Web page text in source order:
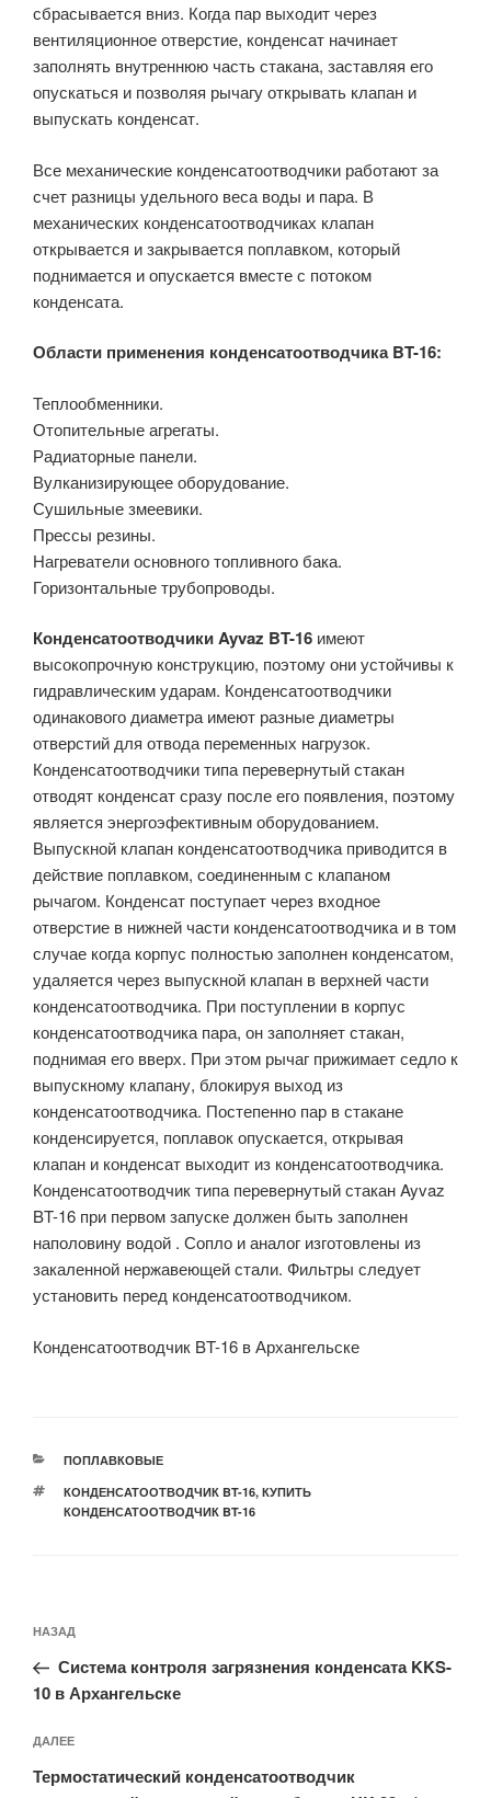
сбрасывается вниз. Когда пар выходит через
вентиляционное отверстие, конденсат начинает
заполнять внутреннюю часть стакана, заставляя его
опускаться и позволяя рычагу открывать клапан и
выпускать конденсат.
Все механические конденсатоотводчики работают за
счет разницы удельного веса воды и пара. В
механических конденсатоотводчиках клапан
открывается и закрывается поплавком, который
поднимается и опускается вместе с потоком
конденсата.
Области применения конденсатоотводчика BT-16:
Теплообменники.
Отопительные агрегаты.
Радиаторные панели.
Вулканизирующее оборудование.
Сушильные змеевики.
Прессы резины.
Нагреватели основного топливного бака.
Горизонтальные трубопроводы.
Конденсатоотводчики Ayvaz BT-16 имеют
высокопрочную конструкцию, поэтому они устойчивы к
гидравлическим ударам. Конденсатоотводчики
одинакового диаметра имеют разные диаметры
отверстий для отвода переменных нагрузок.
Конденсатоотводчики типа перевернутый стакан
отводят конденсат сразу после его появления, поэтому
является энергоэфективным оборудованием.
Выпускной клапан конденсатоотводчика приводится в
действие поплавком, соединенным с клапаном
рычагом. Конденсат поступает через входное
отверстие в нижней части конденсатоотводчика и в том
случае когда корпус полностью заполнен конденсатом,
удаляется через выпускной клапан в верхней части
конденсатоотводчика. При поступлении в корпус
конденсатоотводчика пара, он заполняет стакан,
поднимая его вверх. При этом рычаг прижимает седло к
выпускному клапану, блокируя выход из
конденсатоотводчика. Постепенно пар в стакане
конденсируется, поплавок опускается, открывая
клапан и конденсат выходит из конденсатоотводчика.
Конденсатоотводчик типа перевернутый стакан Ayvaz
BT-16 при первом запуске должен быть заполнен
наполовину водой . Сопло и аналог изготовлены из
закаленной нержавеющей стали. Фильтры следует
установить перед конденсатоотводчиком.
Конденсатоотводчик BT-16 в Архангельске
РУБРИКИ
ПОПЛАВКОВЫЕ
МЕТКИ
КОНДЕНСАТООТВОДЧИК BT-16, КУПИТЬ
КОНДЕНСАТООТВОДЧИК BT-16
по
записям
Предыдущая
запись:
НАЗАД
Система контроля загрязнения конденсата KKS-
10 в Архангельске
Следующая
запись
ДАЛЕЕ
Термостатический конденсатоотводчик